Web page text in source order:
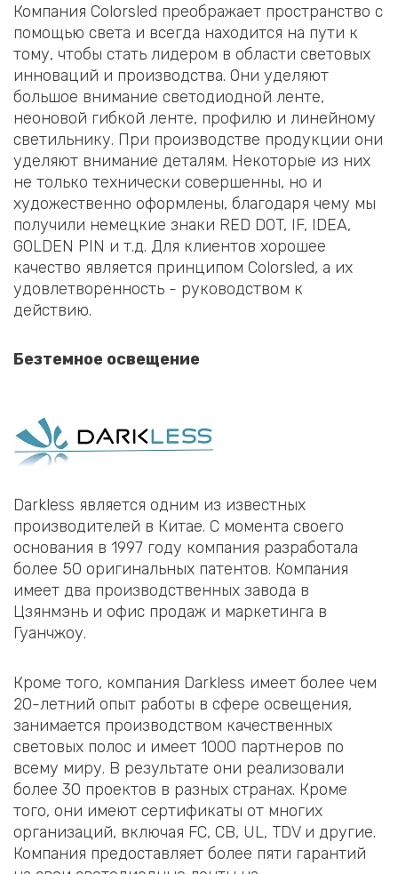
Компания Colorsled преображает пространство с
помощью света и всегда находится на пути к
тому, чтобы стать лидером в области световых
инноваций и производства. Они уделяют
большое внимание светодиодной ленте,
неоновой гибкой ленте, профилю и линейному
светильнику. При производстве продукции они
уделяют внимание деталям. Некоторые из них
не только технически совершенны, но и
художественно оформлены, благодаря чему мы
получили немецкие знаки RED DOT, IF, IDEA,
GOLDEN PIN и т.д. Для клиентов хорошее
качество является принципом Colorsled, а их
удовлетворенность - руководством к
действию.
Безтемное освещение
Darkless является одним из известных
производителей в Китае. С момента своего
основания в 1997 году компания разработала
более 50 оригинальных патентов. Компания
имеет два производственных завода в
Цзянмэнь и офис продаж и маркетинга в
Гуанчжоу.
Кроме того, компания Darkless имеет более чем
20-летний опыт работы в сфере освещения,
занимается производством качественных
световых полос и имеет 1000 партнеров по
всему миру. В результате они реализовали
более 30 проектов в разных странах. Кроме
того, они имеют сертификаты от многих
организаций, включая FC, CB, UL, TDV и другие.
Компания предоставляет более пяти гарантий